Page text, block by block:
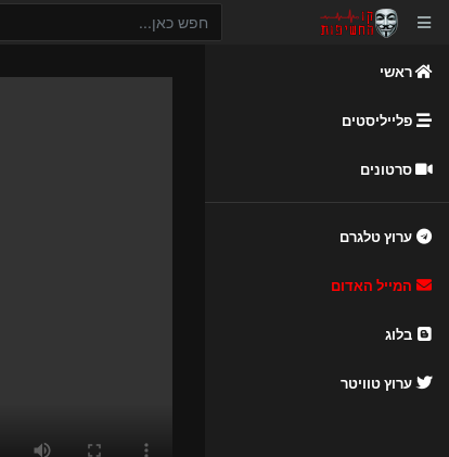
ראשי
פלייליסטים
סרטונים
ערוץ טלגרם
המייל האדום
בלוג
ערוץ טוויטר